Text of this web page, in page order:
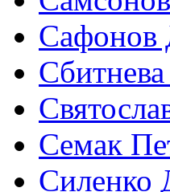
Сафонов
Семак
Силенко